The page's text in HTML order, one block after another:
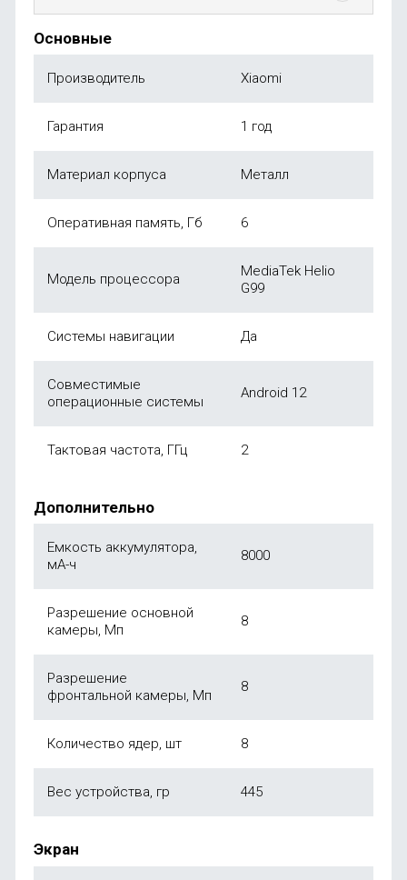
Основные
Производитель Xiaomi
Гарантия 1 год
Материал корпуса Металл
Оперативная память, Гб 6
Модель процессора
MediaTek Helio
G99
Системы навигации Да
Совместимые
операционные системы
Android 12
Тактовая частота, ГГц 2
Дополнительно
Емкость аккумулятора,
мА-ч
8000
Разрешение основной
камеры, Мп
8
Разрешение
фронтальной камеры, Мп
8
Количество ядер, шт 8
Вес устройства, гр 445
Экран